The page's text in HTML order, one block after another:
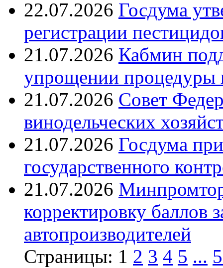
22.07.2026 Госдума
регистрации
21.07.2026 Кабмин
упрощении процедуры
21.07.2026 Совет
винодельческих
21.07.2026 Госдума
государственного
21.07.2026
корректировку
автопроизводителей
Страницы: 1 2 3 4 5 ...